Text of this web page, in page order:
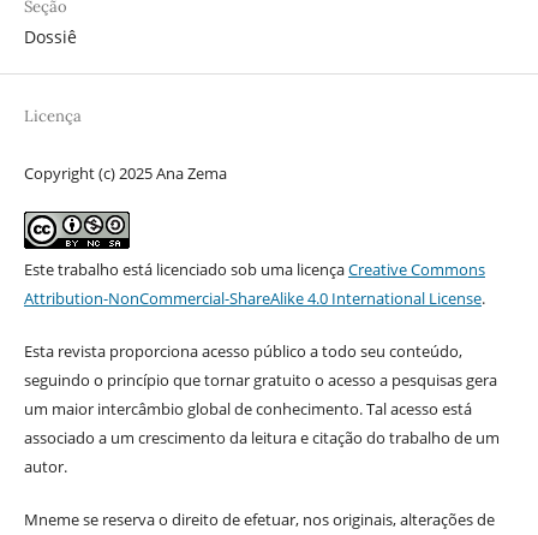
Seção
Dossiê
Licença
Copyright (c) 2025 Ana Zema
Este trabalho está licenciado sob uma licençaCreative Commons
Attribution-NonCommercial-ShareAlike 4.0 International License.
Esta revista proporciona acesso público a todo seu conteúdo,
seguindo o princípio que tornar gratuito o acesso a pesquisas gera
um maior intercâmbio global de conhecimento. Tal acesso está
associado a um crescimento da leitura e citação do trabalho de um
autor.
Mneme se reserva o direito de efetuar, nos originais, alterações de